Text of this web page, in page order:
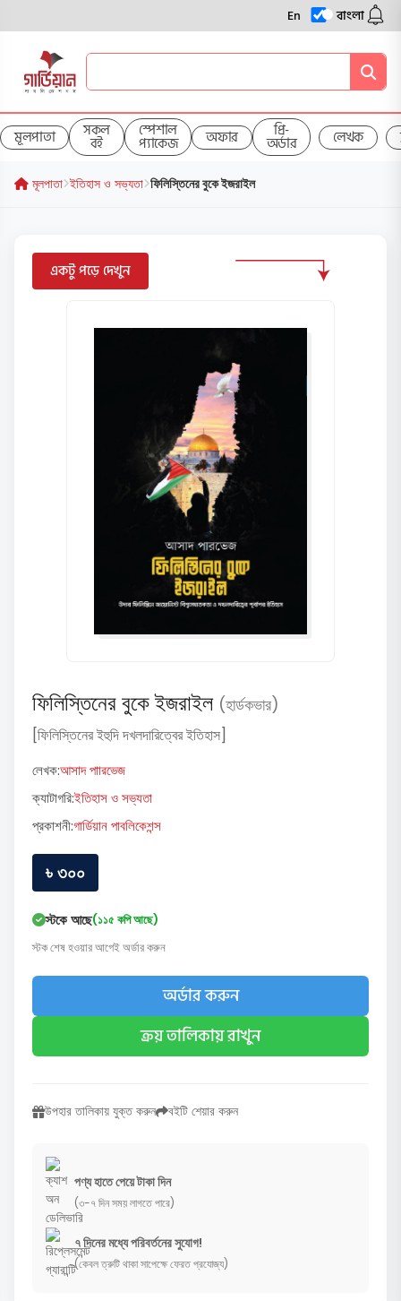
En বাংলা
মূলপাতা সকল
বই
স্পেশাল
প্যাকেজ অফার প্রি-
অর্ডার লেখক
মূলপাতা ইতিহাস ও সভ্যতা ফিলিস্তিনের বুকে ইজরাইল
একটু পড়ে দেখুন
ফিলিস্তিনের বুকে ইজরাইল (হার্ডকভার)
[ফিলিস্তিনের ইহুদি দখলদারিত্বের ইতিহাস]
লেখক:আসাদ পাারভেজ
ক্যাটাগরি:ইতিহাস ও সভ্যতা
প্রকাশনী:গার্ডিয়ান পাবলিকেশন্স
৳ ৩০০
স্টকে আছে(১১৫ কপি আছে)
স্টক শেষ হওয়ার আগেই অর্ডার করুন
অর্ডার করুন
ক্রয় তালিকায় রাখুন
উপহার তালিকায় যুক্ত করুন বইটি শেয়ার করুন
পণ্য হাতে পেয়ে টাকা দিন
(৩-৭ দিন সময় লাগতে পারে)
৭ দিনের মধ্যে পরিবর্তনের সুযোগ!
(কেবল ত্রুটি থাকা সাপেক্ষে ফেরত প্রযোজ্য)